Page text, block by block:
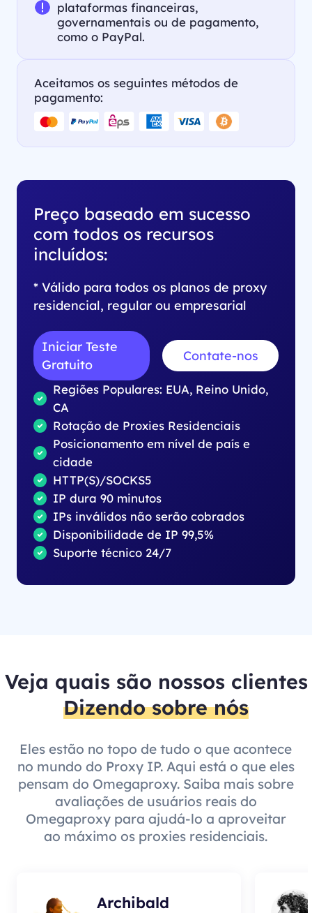
plataformas financeiras,
governamentais ou de pagamento,
como o PayPal.
Aceitamos os seguintes métodos de
pagamento:
Preço baseado em sucesso
com todos os recursos
incluídos:
* Válido para todos os planos de proxy
residencial, regular ou empresarial
Iniciar Teste
Gratuito
Contate-nos
Regiões Populares: EUA, Reino Unido,
CA
Rotação de Proxies Residenciais
Posicionamento em nível de país e
cidade
HTTP(S)/SOCKS5
IP dura 90 minutos
IPs inválidos não serão cobrados
Disponibilidade de IP 99,5%
Suporte técnico 24/7
Veja quais são nossos clientes
Dizendo sobre nós
Eles estão no topo de tudo o que acontece
no mundo do Proxy IP. Aqui está o que eles
pensam do Omegaproxy. Saiba mais sobre
avaliações de usuários reais do
Omegaproxy para ajudá-lo a aproveitar
ao máximo os proxies residenciais.
Archibald